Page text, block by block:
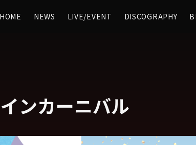
HOME NEWS LIVE/EVENT DISCOGRAPHY
ンカーニバル